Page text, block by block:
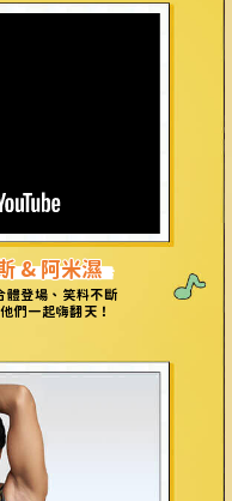
& 阿米濕
體登場、笑料不斷
們一起嗨翻天！